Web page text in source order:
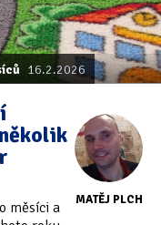
16.2.2026
MATĚJ PLCH
měsíci a